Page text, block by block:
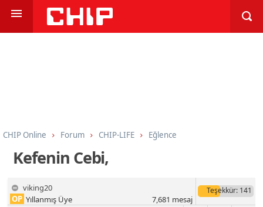
CHIP Online Forum CHIP-LIFE Eğlence
Kefenin Cebi,
viking20
OP Yıllanmış Üye
Teşekkür: 141
7,681 mesaj